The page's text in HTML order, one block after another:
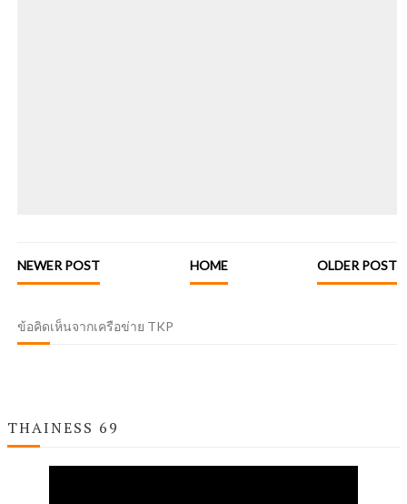
NEWER POST OLDER POST
HOME
ข้อคิดเห็นจากเครือข่าย TKP
THAINESS 69